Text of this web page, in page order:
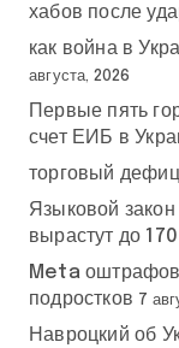
хабов после
как война в
августа, 2026
Первые пять
счет ЕИБ в
торговый
Языковой
вырастут до
Meta
подростков 7
Навроцкий об